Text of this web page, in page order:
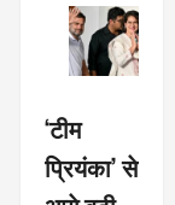
‘टीम
प्रियंका’ से